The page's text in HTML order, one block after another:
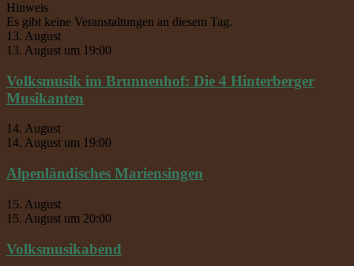
Hinweis
Es gibt keine Veranstaltungen an diesem Tag.
13. August
13. August um 19:00
Volksmusik im Brunnenhof: Die 4 Hinterberger
Musikanten
14. August
14. August um 19:00
Alpenländisches Mariensingen
15. August
15. August um 20:00
Volksmusikabend